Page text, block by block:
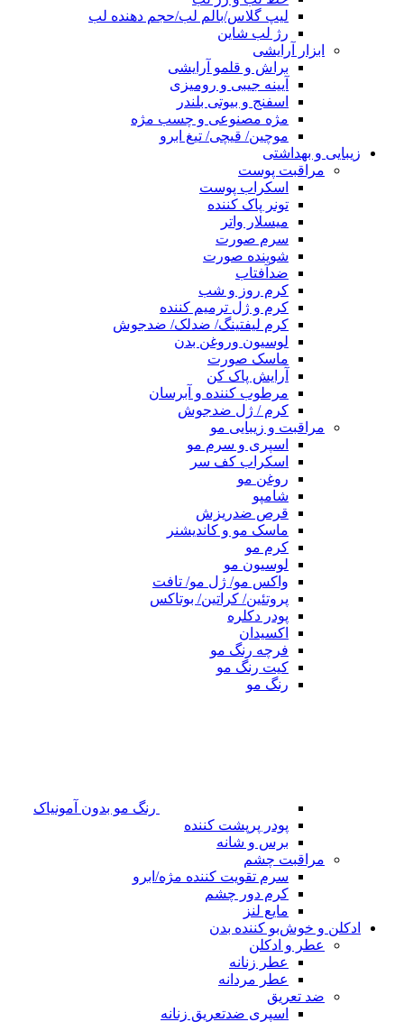
لیپ گلاس/بالم لب/حجم دهنده لب
رژ لب شاین
ابزار آرایشی
براش و قلمو آرایشی
آیینه جیبی و رومیزی
اسفنج و بیوتی بلندر
مژه مصنوعی و چسب مژه
موچین/ قیچی/ تیغ ابرو
زیبایی و بهداشتی
مراقبت پوست
اسکراب پوست
تونر پاک کننده
میسلار واتر
سرم صورت
شوینده صورت
ضدآفتاب
کرم روز و شب
کرم و ژل ترمیم کننده
کرم لیفتینگ/ ضدلک/ ضدجوش
لوسیون وروغن بدن
ماسک صورت
آرایش پاک کن
مرطوب کننده و آبرسان
کرم / ژل ضدجوش
مراقبت و زیبایی مو
اسپری و سرم مو
اسکراب کف سر
روغن مو
شامپو
قرص ضدریزش
ماسک مو و کاندیشنر
کرم مو
لوسیون مو
واکس مو/ ژل مو/ تافت
پروتئین/ کراتین/ بوتاکس
پودر دکلره
اکسیدان
فرچه رنگ مو
کیت رنگ مو
رنگ مو
رنگ مو بدون آمونیاک
پودر پرپشت کننده
برس و شانه
مراقبت چشم
سرم تقویت کننده مژه/ابرو
کرم دور چشم
مایع لنز
ادکلن و خوش‌بو کننده بدن
عطر و ادکلن
عطر زنانه
عطر مردانه
ضد تعریق
اسپری ضدتعریق زنانه